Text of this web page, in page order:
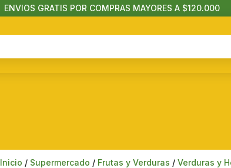
ENVIOS GRATIS POR COMPRAS MAYORES A $120.000
Inicio / Supermercado / Frutas y Verduras /Verduras y